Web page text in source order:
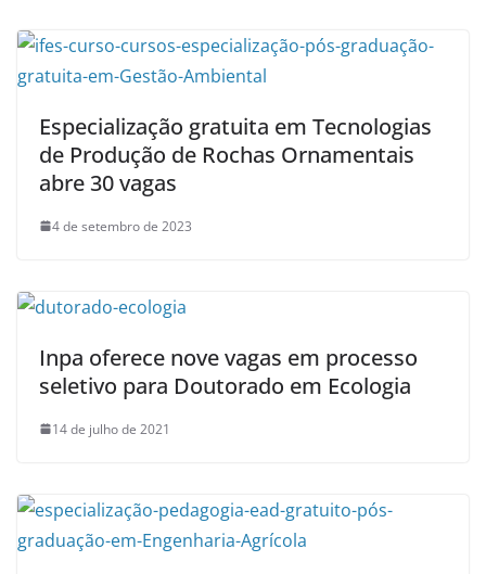
Especialização gratuita em Tecnologias
de Produção de Rochas Ornamentais
abre 30 vagas
4 de setembro de 2023
Inpa oferece nove vagas em processo
seletivo para Doutorado em Ecologia
14 de julho de 2021